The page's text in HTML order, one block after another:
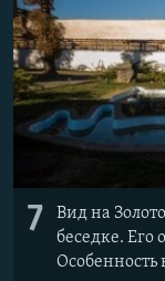
7
Вид на
беседке.
Особенность